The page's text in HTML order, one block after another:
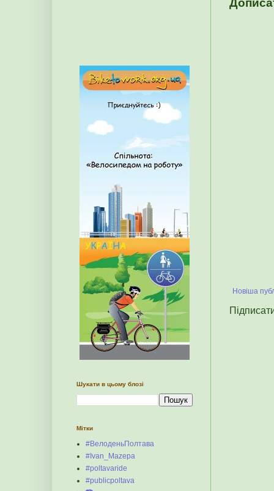
Новіша
Шукати в цьому блозі
Мітки
#ВелоденьПолтава
#Ivan_Mazepa
#poltavaride
#publicpoltava